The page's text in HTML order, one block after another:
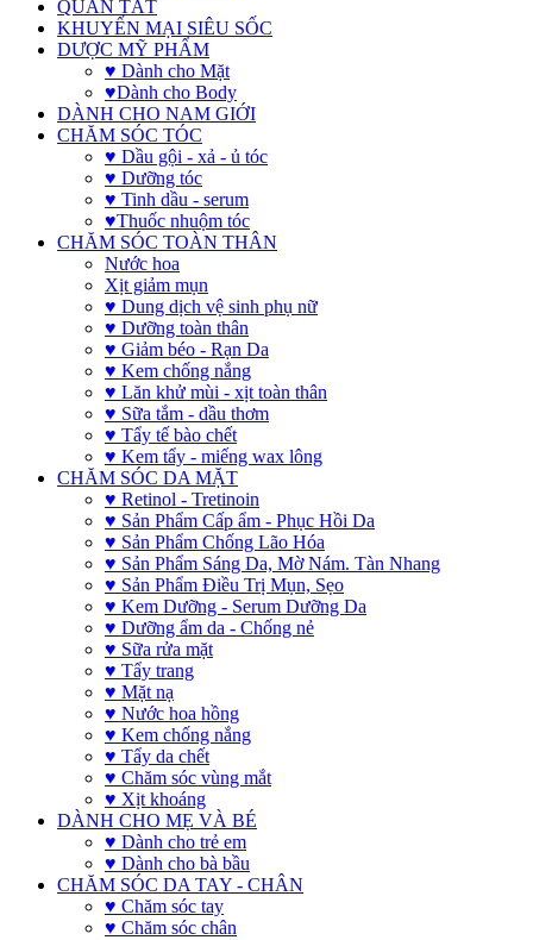
QUẦN TẤT
KHUYẾN MẠI SIÊU SỐC
DƯỢC MỸ PHẨM
♥ Dành cho Mặt
♥Dành cho Body
DÀNH CHO NAM GIỚI
CHĂM SÓC TÓC
♥ Dầu gội - xả - ủ tóc
♥ Dưỡng tóc
♥ Tinh dầu - serum
♥Thuốc nhuộm tóc
CHĂM SÓC TOÀN THÂN
Nước hoa
Xịt giảm mụn
♥ Dung dịch vệ sinh phụ nữ
♥ Dưỡng toàn thân
♥ Giảm béo - Rạn Da
♥ Kem chống nắng
♥ Lăn khử mùi - xịt toàn thân
♥ Sữa tắm - dầu thơm
♥ Tẩy tế bào chết
♥ Kem tẩy - miếng wax lông
CHĂM SÓC DA MẶT
♥ Retinol - Tretinoin
♥ Sản Phẩm Cấp ẩm - Phục Hồi Da
♥ Sản Phẩm Chống Lão Hóa
♥ Sản Phẩm Sáng Da, Mờ Nám. Tàn Nhang
♥ Sản Phẩm Điều Trị Mụn, Sẹo
♥ Kem Dưỡng - Serum Dưỡng Da
♥ Dưỡng ẩm da - Chống nẻ
♥ Sữa rửa mặt
♥ Tẩy trang
♥ Mặt nạ
♥ Nước hoa hồng
♥ Kem chống nắng
♥ Tẩy da chết
♥ Chăm sóc vùng mắt
♥ Xịt khoáng
DÀNH CHO MẸ VÀ BÉ
♥ Dành cho trẻ em
♥ Dành cho bà bầu
CHĂM SÓC DA TAY - CHÂN
♥ Chăm sóc tay
♥ Chăm sóc chân